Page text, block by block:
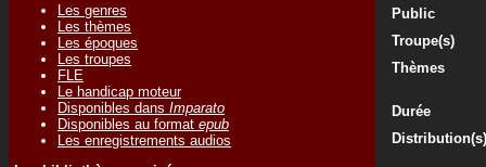
Les genres
Les thèmes
Les époques
Les troupes
FLE
Le handicap moteur
Disponibles dans Imparato
Disponibles au format epub
Les enregistrements audios
Public
Troupe(s)
Thèmes
Durée
Distribution(s)